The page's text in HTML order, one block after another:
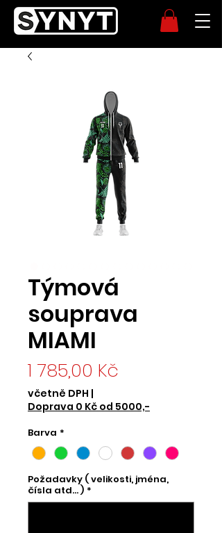
Týmová
souprava
MIAMI
1 785,00 Kč
včetně DPH |
Doprava 0 Kč od 5000,-
Barva *
Požadavky ( velikosti, jména,
čísla atd... ) *